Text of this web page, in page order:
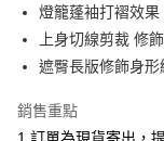
上海商業儲蓄銀行
國泰世華商業銀行
臺灣中小企業銀行
聯邦商業銀行
元大商業銀行
LINE Pay
Apple Pay
悠遊付
燈籠蓬袖打褶效
上身切線剪裁 修
遮臀長版修飾身形
銷售重點